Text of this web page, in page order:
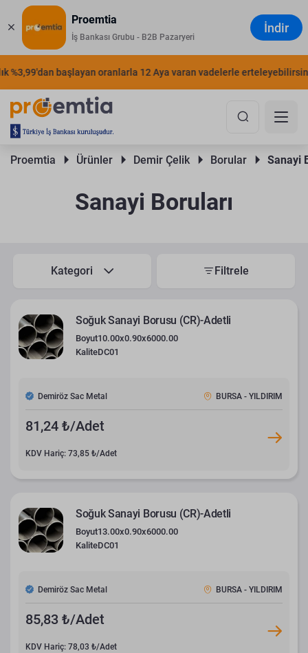
Proemtia
İş Bankası Grubu - B2B Pazaryeri
İndir
başlayan oranlarla 12 Aya varan vadelerle erteleyebilirsiniz.
Proemtia Ürünler Demir Çelik Borular Sanayi
Sanayi Boruları
Kategori Filtrele
Soğuk Sanayi Borusu (CR)-Adetli
Boyut10.00x0.90x6000.00
KaliteDC01
Demiröz Sac Metal BURSA - YILDIRIM
81,24 ₺/Adet
KDV Hariç: 73,85 ₺/Adet
Soğuk Sanayi Borusu (CR)-Adetli
Boyut13.00x0.90x6000.00
KaliteDC01
Demiröz Sac Metal BURSA - YILDIRIM
85,83 ₺/Adet
KDV Hariç: 78,03 ₺/Adet